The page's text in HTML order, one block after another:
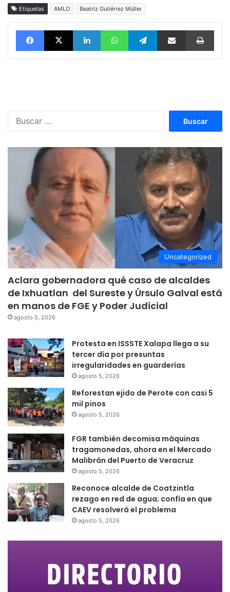
Etiquetas AMLO Beatriz Gutíérrez Müller
FacebookX LinkedInWhatsAppTelegramvía email
Uncategorized
Aclara gobernadora qué caso de alcaldes
de Ixhuatlan del Sureste y Úrsulo Galval está
en manos de FGE y Poder Judicial
agosto 5, 2026
Protesta en ISSSTE Xalapa llega a su
tercer día por presuntas
irregularidades en guarderías
agosto 5, 2026
Reforestan ejido de Perote con casi 5
mil pinos
agosto 5, 2026
FGR también decomisa máquinas
tragamonedas, ahora en el Mercado
Malibrán del Puerto de Veracruz
agosto 5, 2026
Reconoce alcalde de Coatzintla
rezago en red de agua; confía en que
CAEV resolverá el problema
agosto 5, 2026